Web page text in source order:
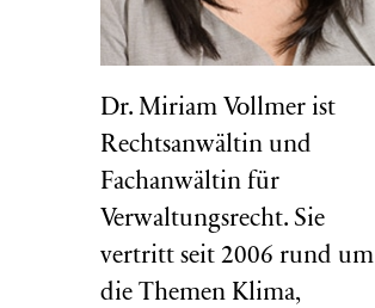
Dr. Miriam Vollmer ist
Rechtsanwältin und
Fachanwältin für
Verwaltungsrecht. Sie
vertritt seit 2006 rund um
die Themen Klima,